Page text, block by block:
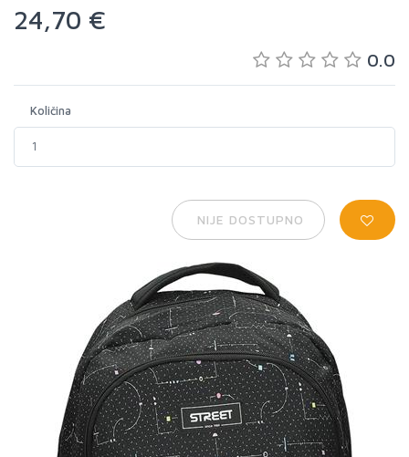
24,70 €
0.0
Količina
NIJE DOSTUPNO